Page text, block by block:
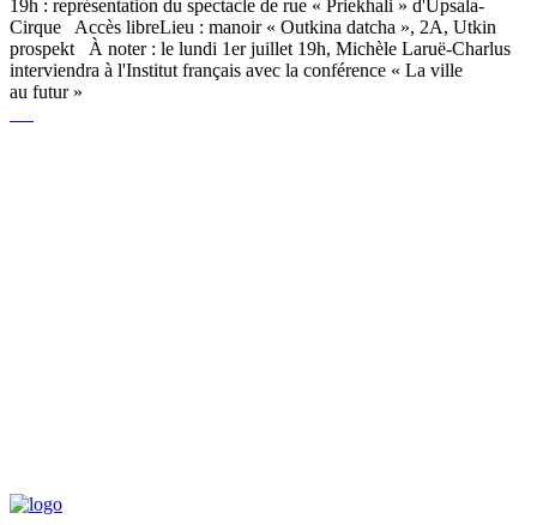
19h : représentation du spectacle de rue « Priekhali » d'Upsala-
Cirque Accès libreLieu : manoir « Outkina datcha », 2A, Utkin
prospekt À noter : le lundi 1er juillet 19h, Michèle Laruë-Charlus
interviendra à l'Institut français avec la conférence « La ville
au futur »